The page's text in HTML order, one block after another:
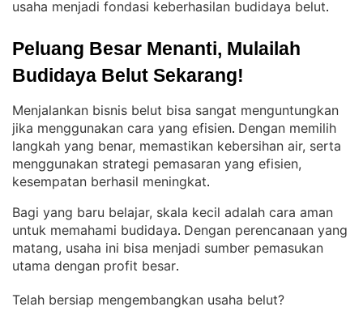
usaha menjadi fondasi keberhasilan budidaya belut.
Peluang Besar Menanti, Mulailah
Budidaya Belut Sekarang!
Menjalankan bisnis belut bisa sangat menguntungkan
jika menggunakan cara yang efisien. Dengan memilih
langkah yang benar, memastikan kebersihan air, serta
menggunakan strategi pemasaran yang efisien,
kesempatan berhasil meningkat.
Bagi yang baru belajar, skala kecil adalah cara aman
untuk memahami budidaya. Dengan perencanaan yang
matang, usaha ini bisa menjadi sumber pemasukan
utama dengan profit besar.
Telah bersiap mengembangkan usaha belut?